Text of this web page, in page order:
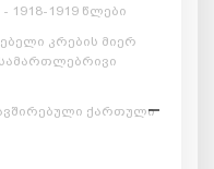
1918-1919 წლები
კრების მიერ
ქართული